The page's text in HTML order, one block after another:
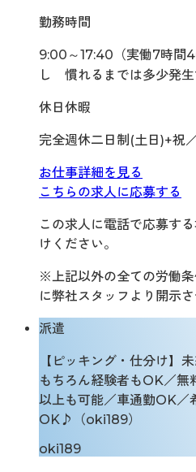
勤務時間
9:00～17:40（実働7時間
し 慣れるまでは多少発生
休日休暇
完全週休二日制(土日)+祝
お仕事詳細を見る
こちらの求人に応募する
この求人に電話で応募す
けください。
※上記以外の全ての労働
に弊社スタッフより開示さ
派遣
【ピッキング・仕分け】
もちろん経験者もOK／無
以上も可能／車通勤OK／
OK♪（oki189）
oki189